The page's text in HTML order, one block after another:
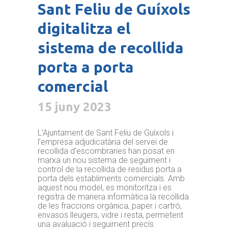
Sant Feliu de Guíxols
digitalitza el
sistema de recollida
porta a porta
comercial
15 juny 2023
L’Ajuntament de Sant Feliu de Guíxols i
l’empresa adjudicatària del servei de
recollida d’escombraries han posat en
marxa un nou sistema de seguiment i
control de la recollida de residus porta a
porta dels establiments comercials. Amb
aquest nou model, es monitoritza i es
registra de manera informàtica la recollida
de les fraccions orgànica, paper i cartró,
envasos lleugers, vidre i resta, permetent
una avaluació i seguiment precís.